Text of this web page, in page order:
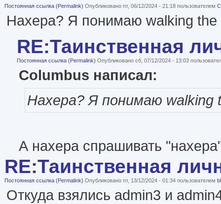
Постоянная ссылка (Permalink) Опубликовано пт, 06/12/2024 - 21:18 пользователем
Нахера? Я понимаю walking
RE:Таинственная
Постоянная ссылка (Permalink) Опубликовано сб, 07/12/2024 - 13:03
Columbus написал:
Нахера? Я понимаю walking
А нахера спрашивать
RE:Таинственная
Постоянная ссылка (Permalink) Опубликовано пт, 13/12/2024 - 01:34 пользователем
Откуда взялись admin3 и